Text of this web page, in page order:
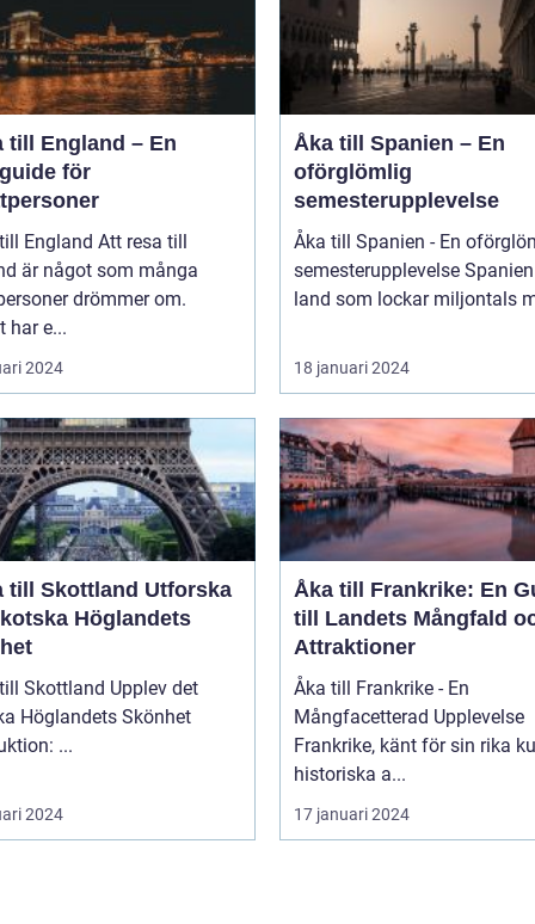
till England – En
för
Att resa till
är något som många
drömmer om.
har e...
2024
Åka till Spanien – En
oförglömlig
semesterupplevelse
Åka till Spanien - En
semesterupplevelse Spanien är ett
land som lockar miljontals
18 januari 2024
Skottland Utforska
Höglandets
Upplev det
Höglandets Skönhet
Introduktion: ...
2024
Åka till Frankrike: En
till Landets Mångfald
Attraktioner
Åka till Frankrike - En
Mångfacetterad Upplevelse
Frankrike, känt för sin rika
historiska a...
17 januari 2024